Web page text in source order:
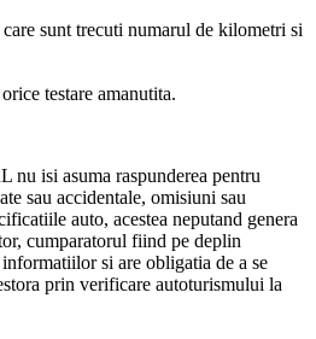
sunt trecuti numarul de kilometri si
testare amanutita.
isi asuma raspunderea pentru
sau accidentale, omisiuni sau
auto, acestea neputand genera
cumparatorul fiind pe deplin
si are obligatia de a se
prin verificare autoturismului la